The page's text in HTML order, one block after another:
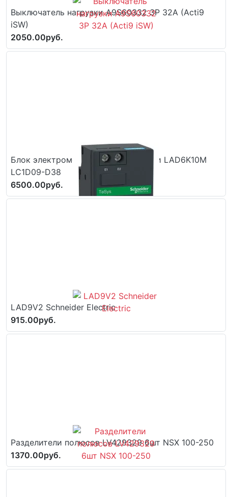
Выключатель нагрузки A9S60332 3P 32A (Acti9
iSW)
2050.00руб.
Блок электромеханической защелки LAD6K10M
LC1D09-D38
6500.00руб.
LAD9V2 Schneider Electric
915.00руб.
Разделители полюсов LV429329 6шт NSX 100-250
1370.00руб.